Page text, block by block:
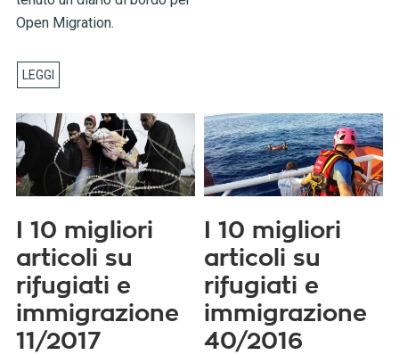
Open Migration.
I 10 migliori
articoli su
rifugiati e
immigrazione
11/2017
I 10 migliori
articoli su
rifugiati e
immigrazione
40/2016